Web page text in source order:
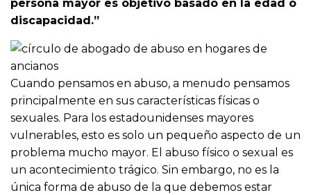
persona mayor es objetivo basado en la edad o
discapacidad.”
Cuando pensamos en abuso, a menudo pensamos
principalmente en sus características físicas o
sexuales. Para los estadounidenses mayores
vulnerables, esto es solo un pequeño aspecto de un
problema mucho mayor. El abuso físico o sexual es
un acontecimiento trágico. Sin embargo, no es la
única forma de abuso de la que debemos estar